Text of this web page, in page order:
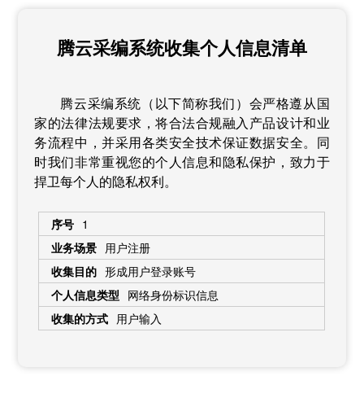
腾云采编系统收集个人信息清单
腾云采编系统（以下简称我们）会严格遵从国
家的法律法规要求，将合法合规融入产品设计和业
务流程中，并采用各类安全技术保证数据安全。同
时我们非常重视您的个人信息和隐私保护，致力于
捍卫每个人的隐私权利。
1
用户注册
形成用户登录账号
网络身份标识信息
用户输入